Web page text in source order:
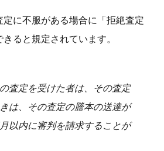
に不服がある場合に「拒絶査定
ると規定されています。
査定を受けた者は、その査定
は、その査定の謄本の送達が
以内に審判を請求することが